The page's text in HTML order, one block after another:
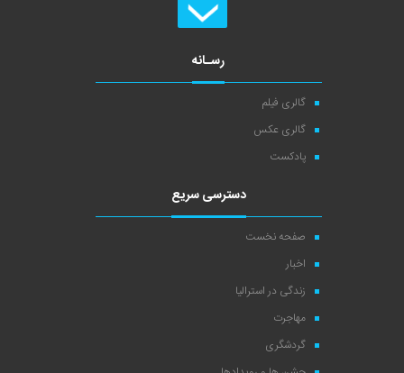
رسـانه
گالری فیلم
گالری عکس
پادکست
دسترسی سریع
صفحه نخست
اخبار
زندگی در استرالیا
مهاجرت
گردشگری